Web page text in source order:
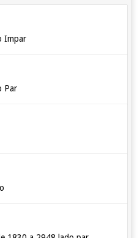
Impar
Par